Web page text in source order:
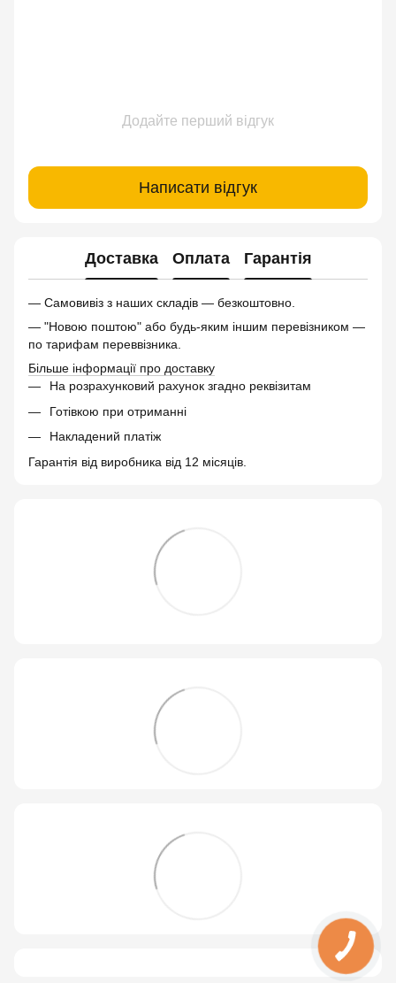
Додайте перший відгук
Написати відгук
Доставка Оплата Гарантія
— Самовивіз з наших складів — безкоштовно.
— "Новою поштою" або будь-яким іншим перевізником —
по тарифам переввізника.
Більше інформації про доставку
На розрахунковий рахунок згадно реквізитам
Готівкою при отриманні
Накладений платіж
Гарантія від виробника від 12 місяців.